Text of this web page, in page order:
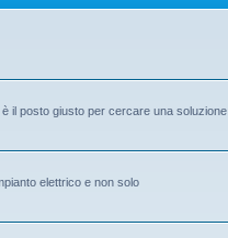
il posto giusto per cercare una soluzione
elettrico e non solo